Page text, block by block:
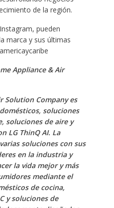
de la región.
pueden
marca y sus últimas
Appliance & Air
Solution Company es
soluciones
soluciones de aire y
LG ThinQ AI. La
soluciones con sus
en la industria y
la vida mejor y más
mediante el
de cocina,
y soluciones de